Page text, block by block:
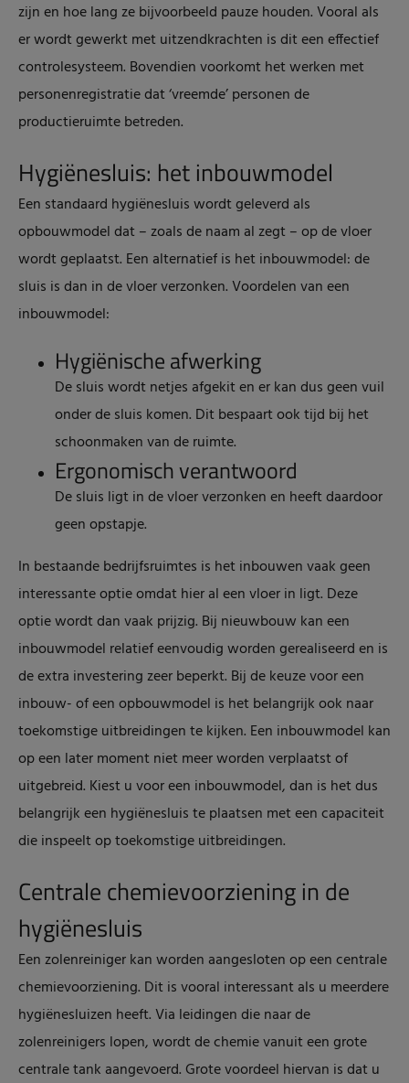
zijn en hoe lang ze bijvoorbeeld pauze houden. Vooral als
er wordt gewerkt met uitzendkrachten is dit een effectief
controlesysteem. Bovendien voorkomt het werken met
personenregistratie dat ‘vreemde’ personen de
productieruimte betreden.
Hygiënesluis: het inbouwmodel
Een standaard hygiënesluis wordt geleverd als
opbouwmodel dat – zoals de naam al zegt – op de vloer
wordt geplaatst. Een alternatief is het inbouwmodel: de
sluis is dan in de vloer verzonken. Voordelen van een
inbouwmodel:
Hygiënische afwerking
De sluis wordt netjes afgekit en er kan dus geen vuil
onder de sluis komen. Dit bespaart ook tijd bij het
schoonmaken van de ruimte.
Ergonomisch verantwoord
De sluis ligt in de vloer verzonken en heeft daardoor
geen opstapje.
In bestaande bedrijfsruimtes is het inbouwen vaak geen
interessante optie omdat hier al een vloer in ligt. Deze
optie wordt dan vaak prijzig. Bij nieuwbouw kan een
inbouwmodel relatief eenvoudig worden gerealiseerd en is
de extra investering zeer beperkt. Bij de keuze voor een
inbouw- of een opbouwmodel is het belangrijk ook naar
toekomstige uitbreidingen te kijken. Een inbouwmodel kan
op een later moment niet meer worden verplaatst of
uitgebreid. Kiest u voor een inbouwmodel, dan is het dus
belangrijk een hygiënesluis te plaatsen met een capaciteit
die inspeelt op toekomstige uitbreidingen.
Centrale chemievoorziening in de
hygiënesluis
Een zolenreiniger kan worden aangesloten op een centrale
chemievoorziening. Dit is vooral interessant als u meerdere
hygiënesluizen heeft. Via leidingen die naar de
zolenreinigers lopen, wordt de chemie vanuit een grote
centrale tank aangevoerd. Grote voordeel hiervan is dat u